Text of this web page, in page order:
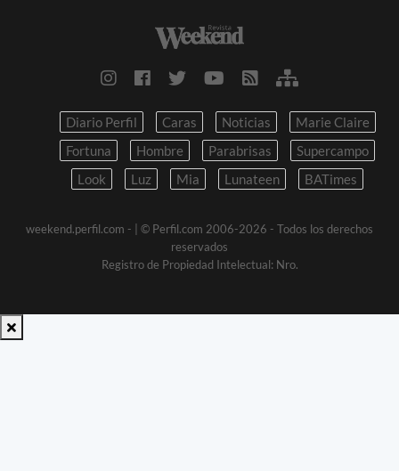
Diario Perfil Caras Noticias
Marie Claire
Fortuna
Hombre Parabrisas
Supercampo
Look
Luz Mia Lunateen BATimes
weekend.perfil.com -
| © Perfil.com 2006-2026 - Todos los derechos
reservados
Registro de Propiedad Intelectual: Nro.